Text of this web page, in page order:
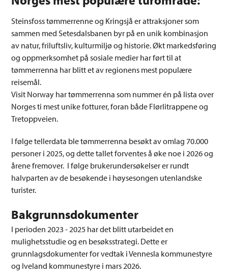
Steinsfoss tømmerrenne og Kringsjå er attraksjoner som
sammen med Setesdalsbanen byr på en unik kombinasjon
av natur, friluftsliv, kulturmiljø og historie. Økt markedsføring
og oppmerksomhet på sosiale medier har ført til at
tømmerrenna har blitt et av regionens mest populære
reisemål.
Visit Norway har tømmerrenna som nummer én på lista over
Norges ti mest unike fotturer, foran både Flørlitrappene og
Tretoppveien.
I følge tellerdata ble tømmerrenna besøkt av omlag 70.000
personer i 2025, og dette tallet forventes å øke noe i 2026 og
årene fremover. I følge brukerundersøkelser er rundt
halvparten av de besøkende i høysesongen utenlandske
turister.
Bakgrunnsdokumenter
I perioden 2023 - 2025 har det blitt utarbeidet en
mulighetsstudie og en besøksstrategi. Dette er
grunnlagsdokumenter for vedtak i Vennesla kommunestyre
og Iveland kommunestyre i mars 2026.